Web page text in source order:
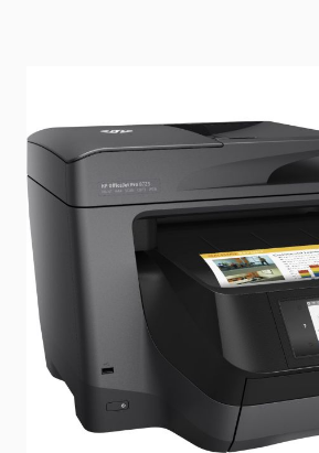
État: Reconditionné par le vendeur
Délai de livraison
2-3 jours
Mode d'expédition: Paquet
SKU M9L80A
399,00 €